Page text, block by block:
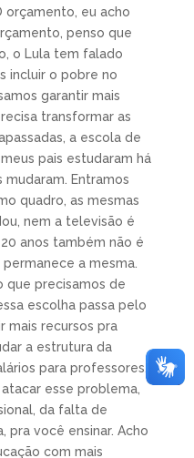
orçamento, eu acho
penso que
o Lula tem falado
incluir o pobre no
garantir mais
transformar as
a escola de
pais estudaram há
mudaram. Entramos
quadro, as mesmas
nem a televisão é
anos também não é
a mesma.
que precisamos de
escolha passa pelo
mais recursos pra
a estrutura da
para professores,
esse problema,
da falta de
pra você ensinar. Acho
com mais